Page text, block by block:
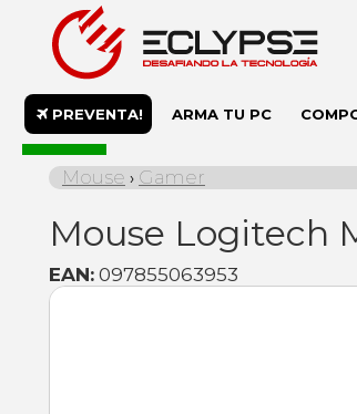
PREVENTA! ARMA TU PC
Mouse › Gamer
Mouse Logitech
EAN: 097855063953
En stock